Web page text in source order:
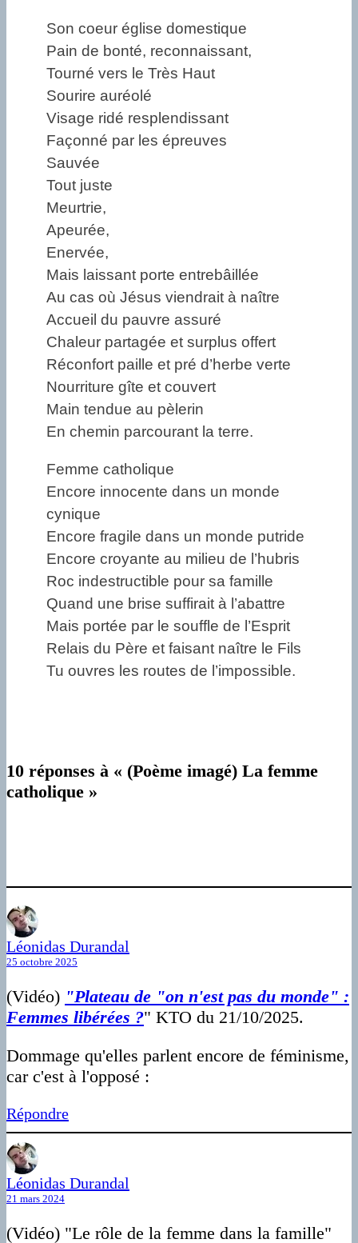
Son coeur église domestique
Pain de bonté, reconnaissant,
Tourné vers le Très Haut
Sourire auréolé
Visage ridé resplendissant
Façonné par les épreuves
Sauvée
Tout juste
Meurtrie,
Apeurée,
Enervée,
Mais laissant porte entrebâillée
Au cas où Jésus viendrait à naître
Accueil du pauvre assuré
Chaleur partagée et surplus offert
Réconfort paille et pré d’herbe verte
Nourriture gîte et couvert
Main tendue au pèlerin
En chemin parcourant la terre.
Femme catholique
Encore innocente dans un monde
cynique
Encore fragile dans un monde putride
Encore croyante au milieu de l’hubris
Roc indestructible pour sa famille
Quand une brise suffirait à l’abattre
Mais portée par le souffle de l’Esprit
Relais du Père et faisant naître le Fils
Tu ouvres les routes de l’impossible.
10 réponses à « (Poème imagé) La femme
catholique »
Léonidas Durandal
25 octobre 2025
(Vidéo) "Plateau de "on n'est pas du monde" :
Femmes libérées ?" KTO du 21/10/2025.
Dommage qu'elles parlent encore de féminisme,
car c'est à l'opposé :
Répondre
Léonidas Durandal
21 mars 2024
(Vidéo) "Le rôle de la femme dans la famille"